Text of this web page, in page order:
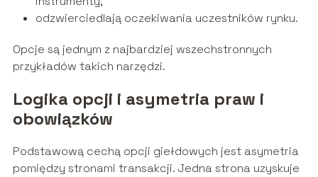
odzwierciedlają oczekiwania uczestników rynku.
Opcje są jednym z najbardziej wszechstronnych
przykładów takich narzędzi.
Logika opcji i asymetria praw i
obowiązków
Podstawową cechą opcji giełdowych jest asymetria
pomiędzy stronami transakcji. Jedna strona uzyskuje